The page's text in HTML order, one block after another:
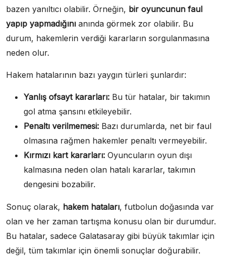
bazen yanıltıcı olabilir. Örneğin, bir oyuncunun faul
yapıp yapmadığını anında görmek zor olabilir. Bu
durum, hakemlerin verdiği kararların sorgulanmasına
neden olur.
Hakem hatalarının bazı yaygın türleri şunlardır:
Yanlış ofsayt kararları: Bu tür hatalar, bir takımın
gol atma şansını etkileyebilir.
Penaltı verilmemesi: Bazı durumlarda, net bir faul
olmasına rağmen hakemler penaltı vermeyebilir.
Kırmızı kart kararları: Oyuncuların oyun dışı
kalmasına neden olan hatalı kararlar, takımın
dengesini bozabilir.
Sonuç olarak, hakem hataları, futbolun doğasında var
olan ve her zaman tartışma konusu olan bir durumdur.
Bu hatalar, sadece Galatasaray gibi büyük takımlar için
değil, tüm takımlar için önemli sonuçlar doğurabilir.